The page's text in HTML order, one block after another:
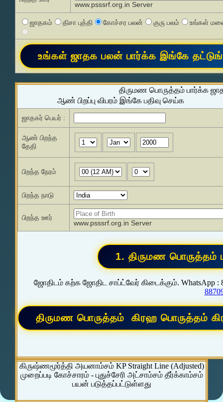
www.psssrf.org.in Server
ஜாதகம் திசா புத்தி கோச்சர பலன் குரு பலம் உங்கள்
திருமண பொருத்தம் பார்க்க
ஆண் பிறப்பு விபரம் இங்கே பதிவு செய்க
ஜாதகர் பெயர் :
ஆண் பிறந்த
தேதி
பிறந்த நேரம்
பிறந்த நாடு
பிறந்த ஊர்
www.psssrf.org.in Server
ஜோதிடம் கற்க ஜோதிட சாப்ட்வேர் கிடைக்கும். WhatsApp :
கிருஷ்ணமூர்த்தி அயனாம்சம் KP Straight Line (Adjusted)
முறைப்படி கோச்சாரம் - புதுச்சேரி அட்சாம்சம் தீர்க்காம்சம்
பயன் படுத்தப்பட்டுள்ளது